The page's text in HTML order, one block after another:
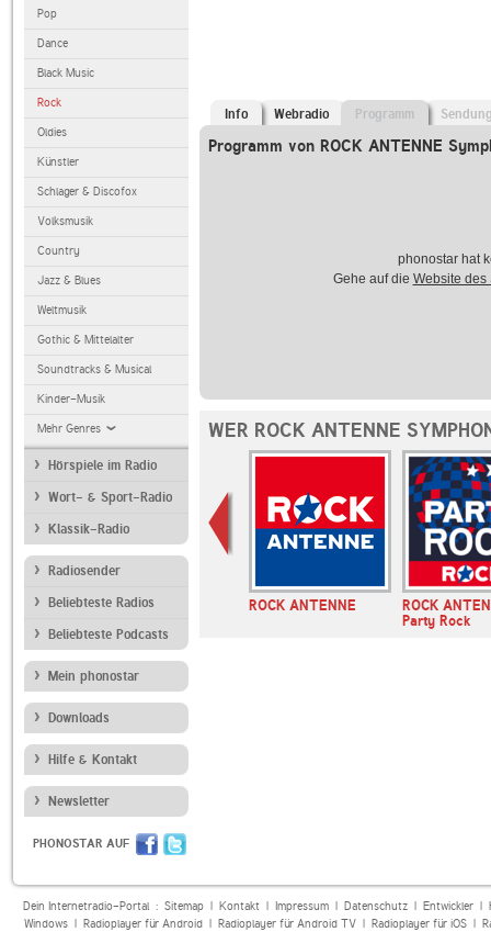
Pop
Dance
Black Music
Rock
Oldies
Künstler
Schlager & Discofox
Volksmusik
Country
Jazz & Blues
Weltmusik
Gothic & Mittelalter
Soundtracks & Musical
Kinder-Musik
Mehr Genres
Hörspiele im Radio
Wort- & Sport-Radio
Klassik-Radio
Radiosender
Beliebteste Radios
Beliebteste Podcasts
Mein phonostar
Downloads
Hilfe & Kontakt
Newsletter
PHONOSTAR AUF
Info Webradio Programm
Programm von ROCK ANTENNE
phonostar hat
Gehe auf die Website des
WER ROCK ANTENNE
Deutschlandfunk ROCK ANTENNE
ROCK
Party Rock
Dein Internetradio-Portal : Sitemap| Kontakt| Impressum| Datenschutz| Entwickler|
Windows| Radioplayer für Android| Radioplayer für Android TV| Radioplayer für iOS|